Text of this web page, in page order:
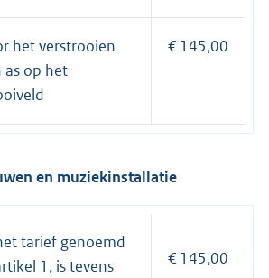
het verstrooien
as op het
€ 145,00
en muziekinstallatie
tarief genoemd
1, is tevens
€ 145,00